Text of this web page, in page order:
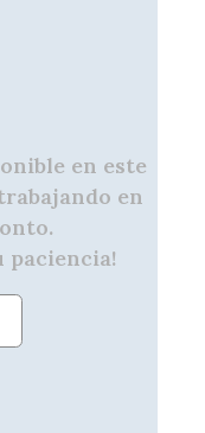
en este
en
paciencia!